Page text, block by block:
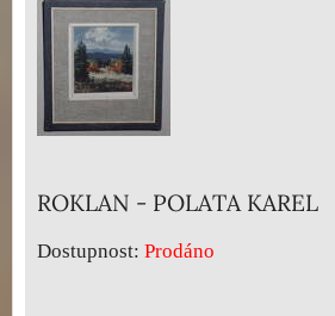
ROKLAN - POLATA KAREL
Dostupnost: Prodáno